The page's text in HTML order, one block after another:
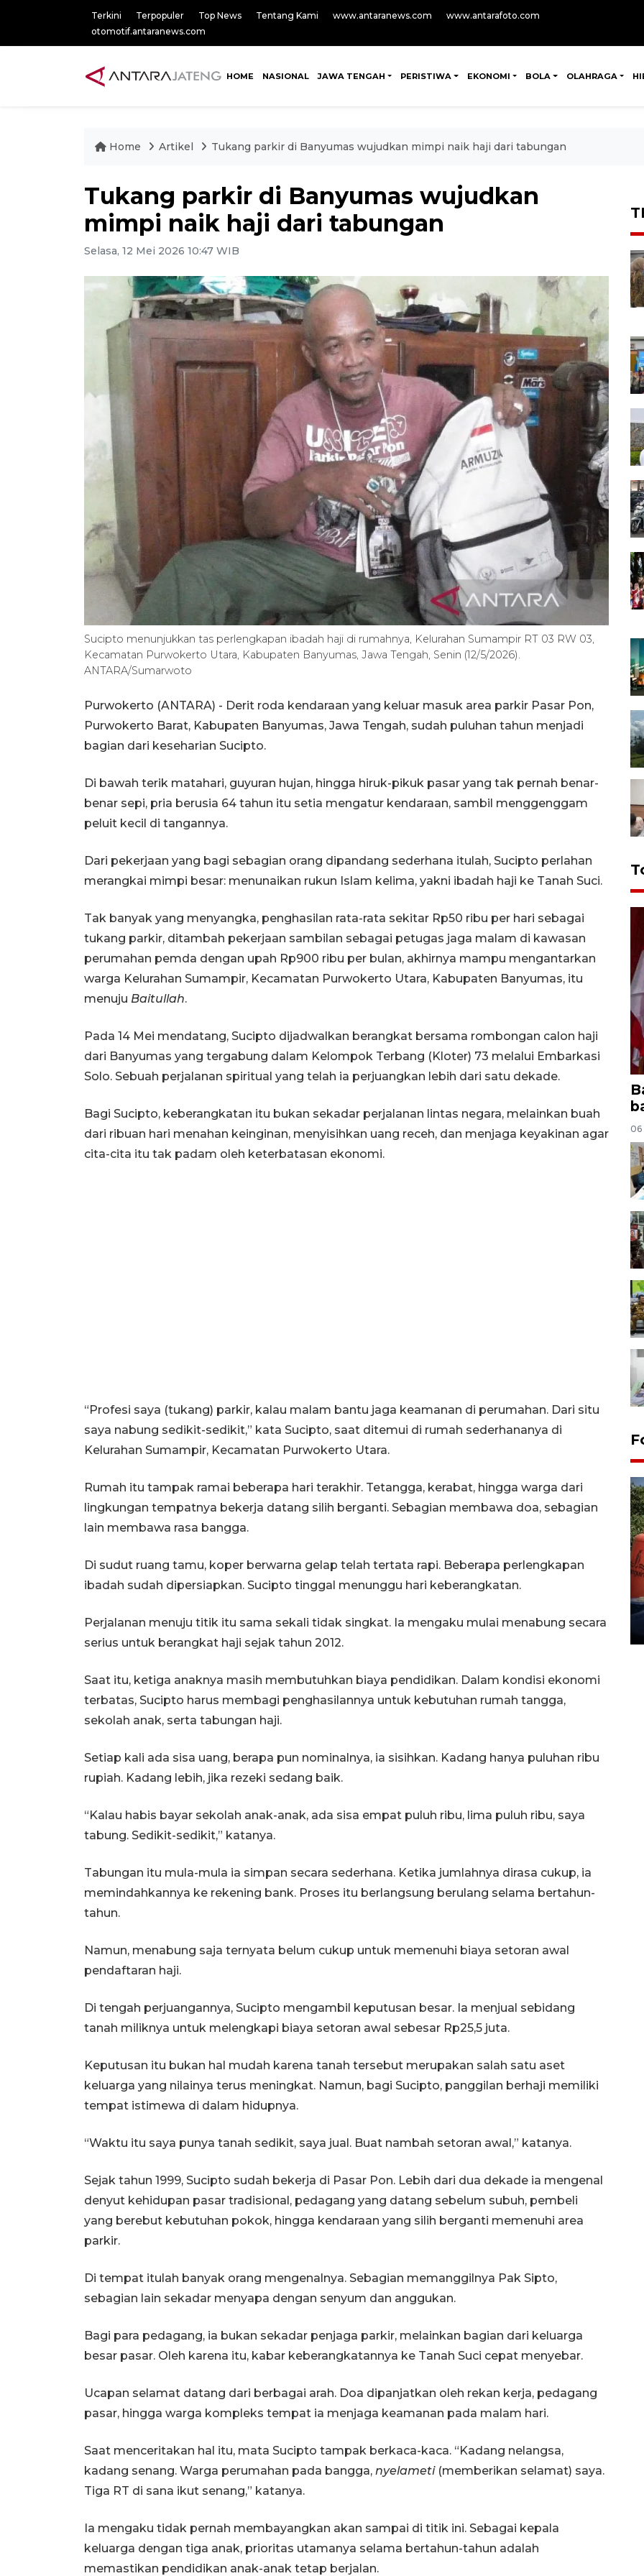
Terkini Terpopuler Top News Tentang Kami www.antaranews.com
www.antarafoto.com
otomotif.antaranews.com
HOME NASIONAL JAWA TENGAH PERISTIWA EKONOMI BOLA OLAHRAGA
Home Artikel Tukang parkir di Banyumas wujudkan mimpi naik haji dari tabungan
Tukang parkir di Banyumas wujudkan
mimpi naik haji dari tabungan
Selasa, 12 Mei 2026 10:47 WIB
Sucipto menunjukkan tas perlengkapan ibadah haji di rumahnya, Kelurahan Sumampir RT 03 RW 03,
Kecamatan Purwokerto Utara, Kabupaten Banyumas, Jawa Tengah, Senin (12/5/2026).
ANTARA/Sumarwoto
Purwokerto (ANTARA) - Derit roda kendaraan yang keluar masuk area parkir Pasar Pon,
Purwokerto Barat, Kabupaten Banyumas, Jawa Tengah, sudah puluhan tahun menjadi
bagian dari keseharian Sucipto.
Di bawah terik matahari, guyuran hujan, hingga hiruk-pikuk pasar yang tak pernah benar-
benar sepi, pria berusia 64 tahun itu setia mengatur kendaraan, sambil menggenggam
peluit kecil di tangannya.
Dari pekerjaan yang bagi sebagian orang dipandang sederhana itulah, Sucipto perlahan
merangkai mimpi besar: menunaikan rukun Islam kelima, yakni ibadah haji ke Tanah Suci.
Tak banyak yang menyangka, penghasilan rata-rata sekitar Rp50 ribu per hari sebagai
tukang parkir, ditambah pekerjaan sambilan sebagai petugas jaga malam di kawasan
perumahan pemda dengan upah Rp900 ribu per bulan, akhirnya mampu mengantarkan
warga Kelurahan Sumampir, Kecamatan Purwokerto Utara, Kabupaten Banyumas, itu
menuju Baitullah.
Pada 14 Mei mendatang, Sucipto dijadwalkan berangkat bersama rombongan calon haji
dari Banyumas yang tergabung dalam Kelompok Terbang (Kloter) 73 melalui Embarkasi
Solo. Sebuah perjalanan spiritual yang telah ia perjuangkan lebih dari satu dekade.
Bagi Sucipto, keberangkatan itu bukan sekadar perjalanan lintas negara, melainkan buah
dari ribuan hari menahan keinginan, menyisihkan uang receh, dan menjaga keyakinan agar
cita-cita itu tak padam oleh keterbatasan ekonomi.
“Profesi saya (tukang) parkir, kalau malam bantu jaga keamanan di perumahan. Dari situ
saya nabung sedikit-sedikit,” kata Sucipto, saat ditemui di rumah sederhananya di
Kelurahan Sumampir, Kecamatan Purwokerto Utara.
Rumah itu tampak ramai beberapa hari terakhir. Tetangga, kerabat, hingga warga dari
lingkungan tempatnya bekerja datang silih berganti. Sebagian membawa doa, sebagian
lain membawa rasa bangga.
Di sudut ruang tamu, koper berwarna gelap telah tertata rapi. Beberapa perlengkapan
ibadah sudah dipersiapkan. Sucipto tinggal menunggu hari keberangkatan.
Perjalanan menuju titik itu sama sekali tidak singkat. Ia mengaku mulai menabung secara
serius untuk berangkat haji sejak tahun 2012.
Saat itu, ketiga anaknya masih membutuhkan biaya pendidikan. Dalam kondisi ekonomi
terbatas, Sucipto harus membagi penghasilannya untuk kebutuhan rumah tangga,
sekolah anak, serta tabungan haji.
Setiap kali ada sisa uang, berapa pun nominalnya, ia sisihkan. Kadang hanya puluhan ribu
rupiah. Kadang lebih, jika rezeki sedang baik.
“Kalau habis bayar sekolah anak-anak, ada sisa empat puluh ribu, lima puluh ribu, saya
tabung. Sedikit-sedikit,” katanya.
Tabungan itu mula-mula ia simpan secara sederhana. Ketika jumlahnya dirasa cukup, ia
memindahkannya ke rekening bank. Proses itu berlangsung berulang selama bertahun-
tahun.
Namun, menabung saja ternyata belum cukup untuk memenuhi biaya setoran awal
pendaftaran haji.
Di tengah perjuangannya, Sucipto mengambil keputusan besar. Ia menjual sebidang
tanah miliknya untuk melengkapi biaya setoran awal sebesar Rp25,5 juta.
Keputusan itu bukan hal mudah karena tanah tersebut merupakan salah satu aset
keluarga yang nilainya terus meningkat. Namun, bagi Sucipto, panggilan berhaji memiliki
tempat istimewa di dalam hidupnya.
“Waktu itu saya punya tanah sedikit, saya jual. Buat nambah setoran awal,” katanya.
Sejak tahun 1999, Sucipto sudah bekerja di Pasar Pon. Lebih dari dua dekade ia mengenal
denyut kehidupan pasar tradisional, pedagang yang datang sebelum subuh, pembeli
yang berebut kebutuhan pokok, hingga kendaraan yang silih berganti memenuhi area
parkir.
Di tempat itulah banyak orang mengenalnya. Sebagian memanggilnya Pak Sipto,
sebagian lain sekadar menyapa dengan senyum dan anggukan.
Bagi para pedagang, ia bukan sekadar penjaga parkir, melainkan bagian dari keluarga
besar pasar. Oleh karena itu, kabar keberangkatannya ke Tanah Suci cepat menyebar.
Ucapan selamat datang dari berbagai arah. Doa dipanjatkan oleh rekan kerja, pedagang
pasar, hingga warga kompleks tempat ia menjaga keamanan pada malam hari.
Saat menceritakan hal itu, mata Sucipto tampak berkaca-kaca. “Kadang nelangsa,
kadang senang. Warga perumahan pada bangga, nyelameti(memberikan selamat) saya.
Tiga RT di sana ikut senang,” katanya.
Ia mengaku tidak pernah membayangkan akan sampai di titik ini. Sebagai kepala
keluarga dengan tiga anak, prioritas utamanya selama bertahun-tahun adalah
memastikan pendidikan anak-anak tetap berjalan.
06
Kemarau memuncak, air
Waduk Delingan Karanganyar
27 July 2026 20:07 WIB